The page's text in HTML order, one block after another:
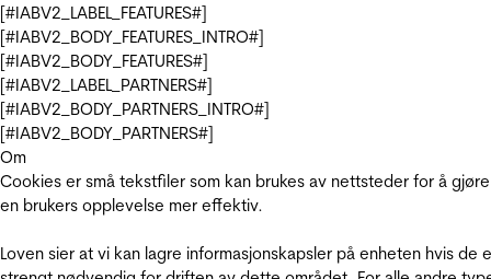
[#IABV2_LABEL_FEATURES#]
[#IABV2_BODY_FEATURES_INTRO#]
[#IABV2_BODY_FEATURES#]
[#IABV2_LABEL_PARTNERS#]
[#IABV2_BODY_PARTNERS_INTRO#]
[#IABV2_BODY_PARTNERS#]
Om
Cookies er små tekstfiler som kan brukes av nettsteder for å gjøre
en brukers opplevelse mer effektiv.
Loven sier at vi kan lagre informasjonskapsler på enheten hvis de